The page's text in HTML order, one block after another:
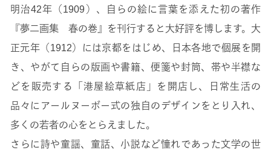
明治42年（1909）、自らの絵に言葉を添えた初の著作
『夢二画集 春の巻』を刊行すると大好評を博します。大
正元年（1912）には京都をはじめ、日本各地で個展を開
き、やがて自らの版画や書籍、便箋や封筒、帯や半襟な
どを販売する「港屋絵草紙店」を開店し、日常生活の
品々にアールヌーボー式の独自のデザインをとり入れ、
多くの若者の心をとらえました。
さらに詩や童謡、童話、小説など憧れであった文学の世